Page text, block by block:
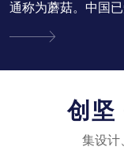
通称为蘑菇。中国
创坚
集设计